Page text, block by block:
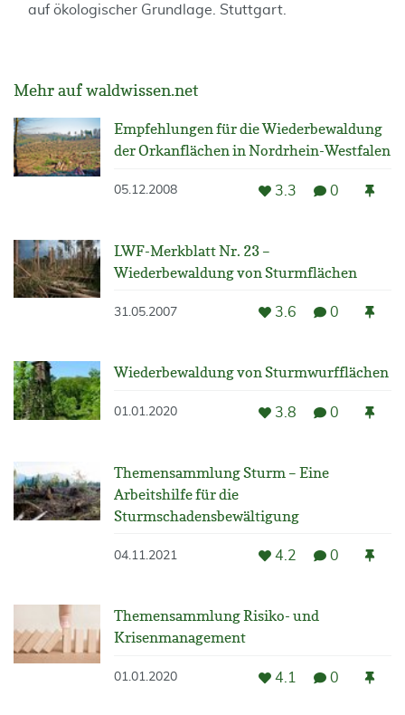
auf ökologischer Grundlage. Stuttgart.
Mehr auf waldwissen.net
Empfehlungen für die Wiederbewaldung
der Orkanflächen in Nordrhein-Westfalen
05.12.2008 3.3 0
LWF-Merkblatt Nr. 23 –
Wiederbewaldung von Sturmflächen
31.05.2007 3.6 0
Wiederbewaldung von Sturmwurfflächen
01.01.2020 3.8 0
Themensammlung Sturm – Eine
Arbeitshilfe für die
Sturmschadensbewältigung
04.11.2021 4.2 0
Themensammlung Risiko- und
Krisenmanagement
01.01.2020 4.1 0